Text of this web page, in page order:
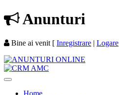
Anunturi
Bine ai venit [ Inregistrare | Logare
Home